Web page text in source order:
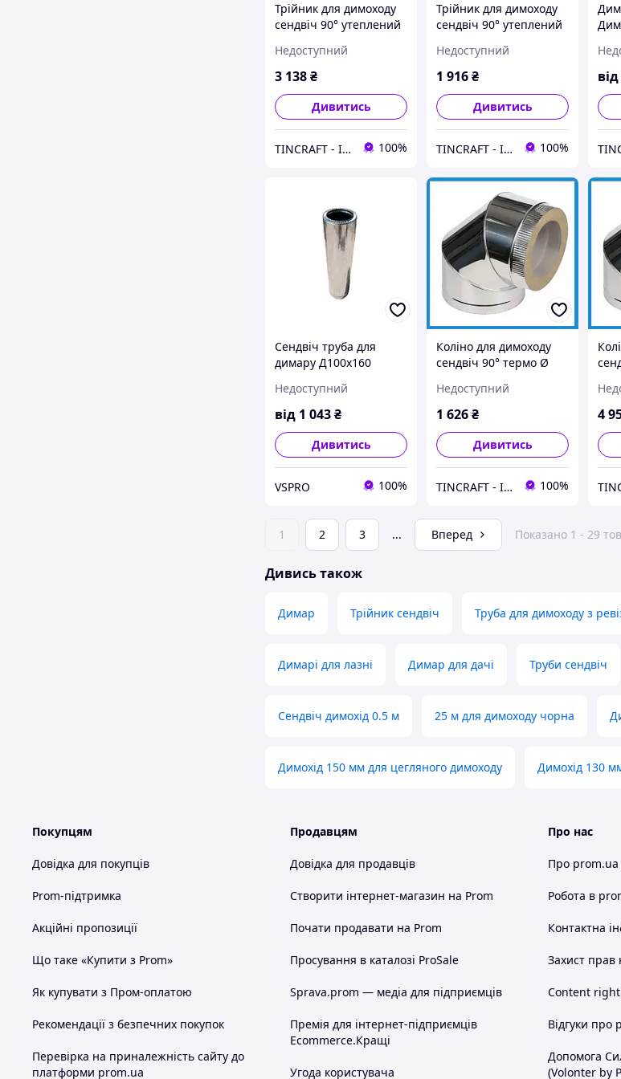
Трійник для димоходу
сендвіч 90° утеплений
мм (Нерж х Нерж)
нержавіюча сталь для
Недоступний
3 138₴
Дивитись
TINCRAFT - Інтернет магазин виробів зі сталі 100%
Трійник для димоходу
сендвіч 90° утеплений
0.8мм (Нерж х Нерж)
нержавіюча сталь для
Недоступний
1 916₴
Дивитись
TINCRAFT - Інтернет магазин виробів зі сталі 100%
від
Сендвіч труба для
димару Д100х160
Недоступний
від 1 043₴
Дивитись
VSPRO 100%
Коліно для димоходу
сендвіч 90° термо Ø
0.8 мм (Нерж х Нерж) з
нержавіючої сталі для
Недоступний
1 626₴
Дивитись
TINCRAFT - Інтернет магазин виробів зі сталі 100%
0.8
4
1 2 3 ... Вперед Показано 1 - 29
Дивись також
Димар Трійник сендвіч Труба для димоходу з
Димарі для лазні Димар для дачі Труби сендвіч
Сендвіч димохід 0.5 м 25 м для димоходу чорна
Димохід 150 мм для цегляного димоходу Димохід 130
Покупцям
Довідка для покупців
Prom-підтримка
Акційні пропозиції
Що таке «Купити з Prom»
Як купувати з Пром-оплатою
Рекомендації з безпечних покупок
Перевірка на приналежність сайту до
платформи prom.ua
Продавцям
Довідка для продавців
Створити інтернет-магазин на Prom
Почати продавати на Prom
Просування в каталозі ProSale
Sprava.prom — медіа для підприємців
Премія для інтернет-підприємців
Ecommerce.Кращі
Угода користувача
Про нас
Про prom.ua
Робота в
Контактна
Захист прав
Content
Відгуки про
Допомога
(Volonter by